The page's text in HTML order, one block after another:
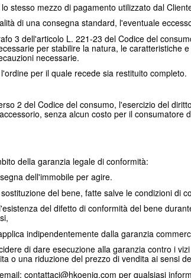
stesso mezzo di pagamento utilizzato dal
di una consegna standard, l'eventuale
3 dell'articolo L. 221-23 del Codice del
per stabilire la natura, le
necessarie.
per il quale recede sia restituito completo.
2 del Codice del consumo, l'esercizio del
senza alcun costo per il
della garanzia legale di conformità:
dell'immobile per agire.
del bene, fatte salve le condizioni di
del difetto di conformità del bene
indipendentemente dalla garanzia
di dare esecuzione alla garanzia contro i
o una riduzione del prezzo di vendita ai sensi
contattaci@hkoenig.com per qualsiasi